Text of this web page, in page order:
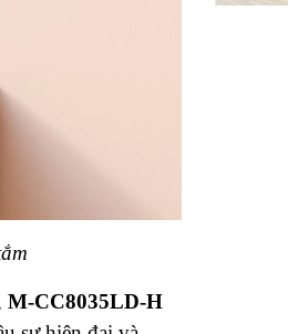
M-CC8035LD-H